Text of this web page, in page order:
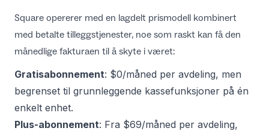
Square opererer med en lagdelt prismodell kombinert
med betalte tilleggstjenester, noe som raskt kan få den
månedlige fakturaen til å skyte i været:
Gratisabonnement: $0/måned per avdeling, men
begrenset til grunnleggende kassefunksjoner på én
enkelt enhet.
Plus-abonnement: Fra $69/måned per avdeling,